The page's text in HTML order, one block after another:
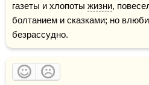
газеты и хлопоты жизни,
болтанием и сказками; но
безрассудно.